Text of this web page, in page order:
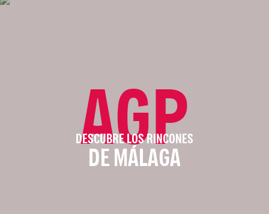
AGP
DESCUBRE LOS RINCONES
DE MÁLAGA